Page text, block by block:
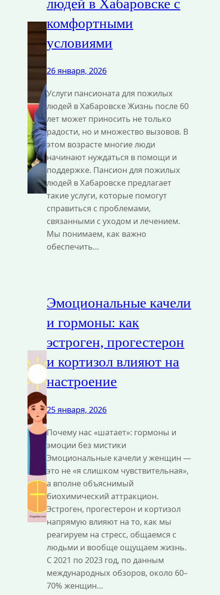
людей в Хабаровске с
комфортными
условиями
26 января, 2026
Услуги пансионата для пожилых
людей в Хабаровске Жизнь после 60
лет может приносить не только
радости, но и множество вызовов. В
этом возрасте многие люди
начинают нуждаться в помощи и
поддержке. Пансион для пожилых
людей в Хабаровске предлагает
такие услуги, которые помогут
справиться с проблемами,
связанными с уходом и лечением.
Мы понимаем, как важно
обеспечить…
Эмоциональные качели
и гормоны: как
эстроген, прогестерон
и кортизол влияют на
настроение
25 января, 2026
Почему нас «шатает»: гормоны и
эмоции без мистики
Эмоциональные качели у женщин —
это не «я слишком чувствительная»,
а вполне объяснимый
биохимический аттракцион.
Эстроген, прогестерон и кортизол
напрямую влияют на то, как мы
реагируем на стресс, общаемся с
людьми и вообще ощущаем жизнь.
С 2021 по 2023 год, по данным
международных обзоров, около 60–
70% женщин…